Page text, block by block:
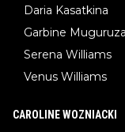
Daria Kasatkina
Garbine Muguruza
Serena Williams
Venus Williams
CAROLINE WOZNIACKI